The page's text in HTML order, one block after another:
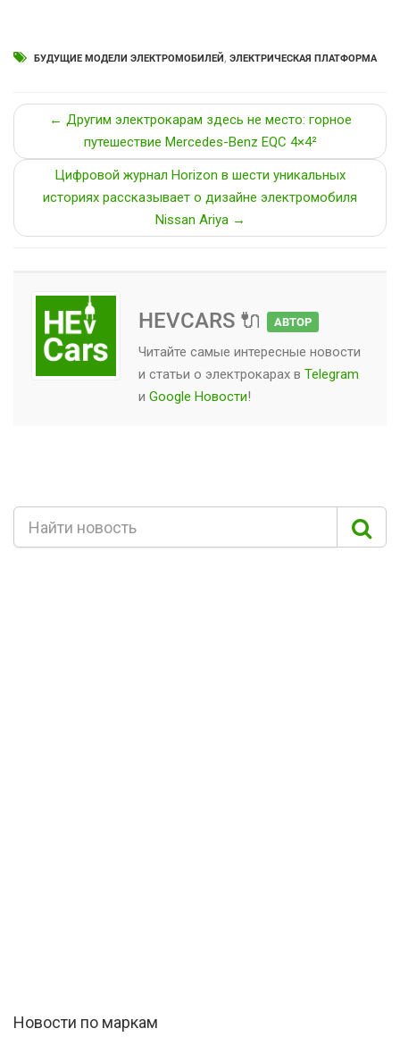
БУДУЩИЕ МОДЕЛИ ЭЛЕКТРОМОБИЛЕЙ, ЭЛЕКТРИЧЕСКАЯ ПЛАТФОРМА
← Другим электрокарам здесь не место: горное
путешествие Mercedes-Benz EQC 4×4²
Цифровой журнал Horizon в шести уникальных
историях рассказывает о дизайне электромобиля
Nissan Ariya →
HEVCARS 🔌 АВТОР
Читайте самые интересные новости
и статьи о электрокарах в Telegram
и Google Новости!
Новости по маркам